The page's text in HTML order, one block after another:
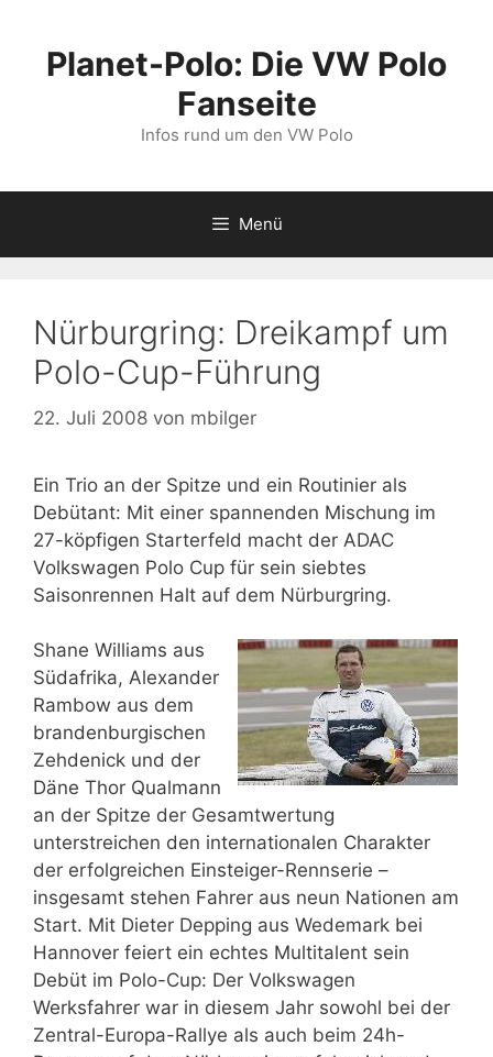
springenPlanet-Polo: Die VW Polo
Fanseite
Infos rund um den VW Polo
Menü
Nürburgring: Dreikampf um
Polo-Cup-Führung
22. Juli 2008 von mbilger
Ein Trio an der Spitze und ein Routinier als
Debütant: Mit einer spannenden Mischung im
27-köpfigen Starterfeld macht der ADAC
Volkswagen Polo Cup für sein siebtes
Saisonrennen Halt auf dem Nürburgring.
Shane Williams aus
Südafrika, Alexander
Rambow aus dem
brandenburgischen
Zehdenick und der
Däne Thor Qualmann
an der Spitze der Gesamtwertung
unterstreichen den internationalen Charakter
der erfolgreichen Einsteiger-Rennserie –
insgesamt stehen Fahrer aus neun Nationen am
Start. Mit Dieter Depping aus Wedemark bei
Hannover feiert ein echtes Multitalent sein
Debüt im Polo-Cup: Der Volkswagen
Werksfahrer war in diesem Jahr sowohl bei der
Zentral-Europa-Rallye als auch beim 24h-